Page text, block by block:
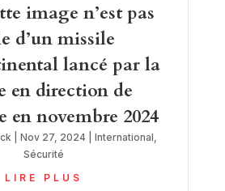
image n’est pas
d’un missile
lancé par la
en direction de
en novembre 2024
| Nov 27, 2024| International,
Sécurité
LIRE PLUS